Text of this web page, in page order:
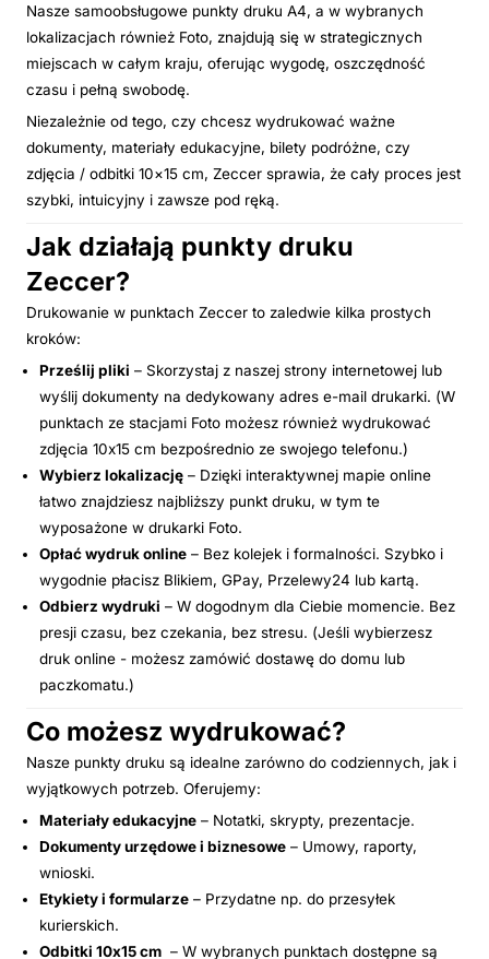
Nasze samoobsługowe punkty druku A4, a w wybranych
lokalizacjach również Foto, znajdują się w strategicznych
miejscach w całym kraju, oferując wygodę, oszczędność
czasu i pełną swobodę.
Niezależnie od tego, czy chcesz wydrukować ważne
dokumenty, materiały edukacyjne, bilety podróżne, czy
zdjęcia / odbitki 10×15 cm, Zeccer sprawia, że cały proces jest
szybki, intuicyjny i zawsze pod ręką.
Jak działają punkty druku
Zeccer?
Drukowanie w punktach Zeccer to zaledwie kilka prostych
kroków:
Prześlij pliki – Skorzystaj z naszej strony internetowej lub
wyślij dokumenty na dedykowany adres e-mail drukarki. (W
punktach ze stacjami Foto możesz również wydrukować
zdjęcia 10x15 cm bezpośrednio ze swojego telefonu.)
Wybierz lokalizację – Dzięki interaktywnej mapie online
łatwo znajdziesz najbliższy punkt druku, w tym te
wyposażone w drukarki Foto.
Opłać wydruk online – Bez kolejek i formalności. Szybko i
wygodnie płacisz Blikiem, GPay, Przelewy24 lub kartą.
Odbierz wydruki – W dogodnym dla Ciebie momencie. Bez
presji czasu, bez czekania, bez stresu. (Jeśli wybierzesz
druk online - możesz zamówić dostawę do domu lub
paczkomatu.)
Co możesz wydrukować?
Nasze punkty druku są idealne zarówno do codziennych, jak i
wyjątkowych potrzeb. Oferujemy:
Materiały edukacyjne – Notatki, skrypty, prezentacje.
Dokumenty urzędowe i biznesowe – Umowy, raporty,
wnioski.
Etykiety i formularze – Przydatne np. do przesyłek
kurierskich.
Odbitki 10x15 cm – W wybranych punktach dostępne są